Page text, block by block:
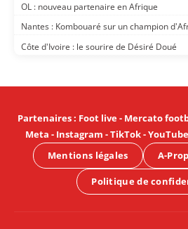
OL : nouveau partenaire en Afrique
Nantes : Kombouaré sur un champion
Côte d'Ivoire : le sourire de Désiré Doué
Partenaires: Foot live- Mercato
Meta - Instagram -TikTok-YouTube
Mentions légales
A-
Politique de